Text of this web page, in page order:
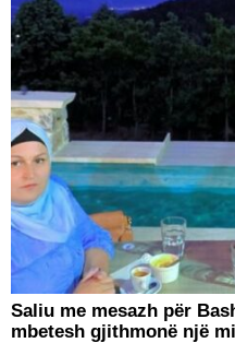
Saliu me mesazh për
mbetesh gjithmonë një